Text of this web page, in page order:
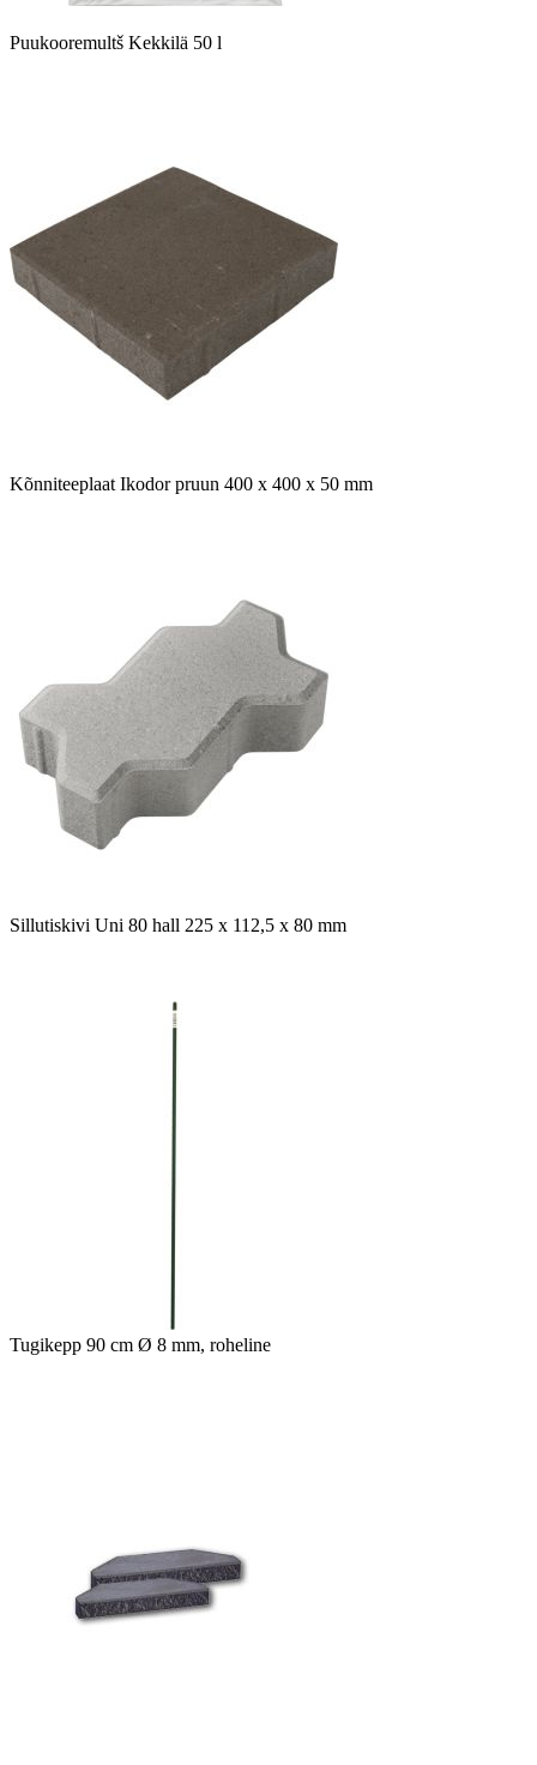
Puukooremultš Kekkilä 50 l
Kõnniteeplaat Ikodor pruun 400 x 400 x 50 mm
Sillutiskivi Uni 80 hall 225 x 112,5 x 80 mm
Tugikepp 90 cm Ø 8 mm, roheline